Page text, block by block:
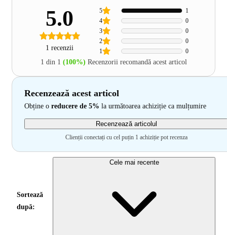
5.0
1 recenzii 1 0
2 0
3 0
4 0
5 1
1 din 1 (100%) Recenzorii recomandă acest articol
Recenzează acest articol
Obține o reducere de 5% la următoarea achiziție ca mulțumire
Recenzează articolul
Clienții conectați cu cel puțin 1 achiziție pot recenza
Sortează
după:
Cele mai recente